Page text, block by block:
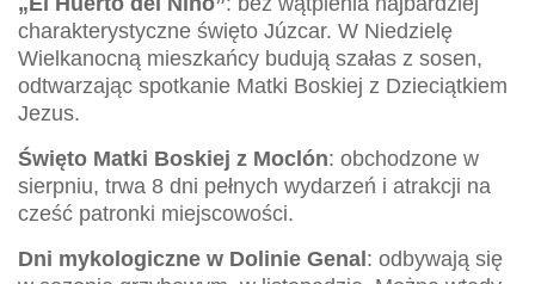
charakterystyczne święto Júzcar. W Niedzielę
Wielkanocną mieszkańcy budują szałas z sosen,
odtwarzając spotkanie Matki Boskiej z Dzieciątkiem
Jezus.
Święto Matki Boskiej z Moclón: obchodzone w
sierpniu, trwa 8 dni pełnych wydarzeń i atrakcji na
cześć patronki miejscowości.
Dni mykologiczne w Dolinie Genal : odbywają się